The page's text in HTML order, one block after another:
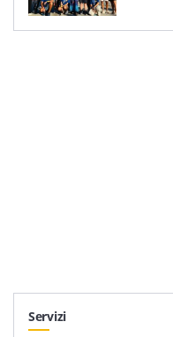
Servizi